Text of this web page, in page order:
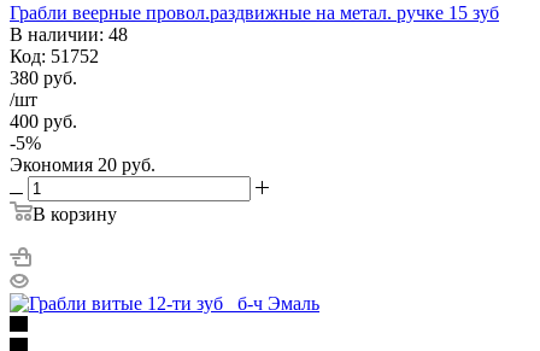
Грабли веерные провол.раздвижные на метал. ручке 15 зуб
В наличии: 48
Код: 51752
380 руб.
/шт
400 руб.
-5%
Экономия 20 руб.
В корзину